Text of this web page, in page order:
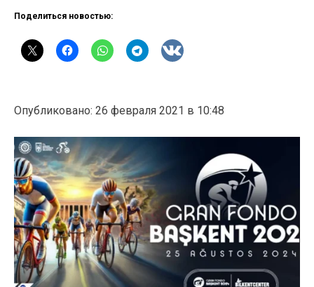
Поделиться новостью:
Опубликовано: 26 февраля 2021 в 10:48